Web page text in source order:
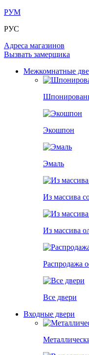
РУМ
РУС
Адреса магазинов
Вызвать замерщика
Межкомнатные
Экошпон
Эмаль
Из массива
Из массива
Распродажа
Все двери
Входные двери